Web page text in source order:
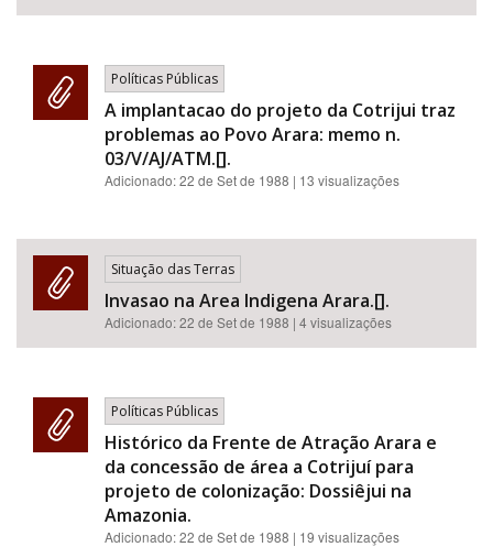
Políticas Públicas
A implantacao do projeto da Cotrijui traz
problemas ao Povo Arara: memo n.
03/V/AJ/ATM.[].
Adicionado:22 de Set de 1988 | 13 visualizações
Situação das Terras
Invasao na Area Indigena Arara.[].
Adicionado:22 de Set de 1988 | 4 visualizações
Políticas Públicas
Histórico da Frente de Atração Arara e
da concessão de área a Cotrijuí para
projeto de colonização: Dossiêjui na
Amazonia.
Adicionado:22 de Set de 1988 | 19 visualizações